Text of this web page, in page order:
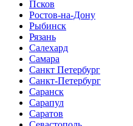
Псков
Ростов-на-Дону
Рыбинск
Рязань
Салехард
Самара
Санкт Петербург
Санкт-Петербург
Саранск
Сарапул
Саратов